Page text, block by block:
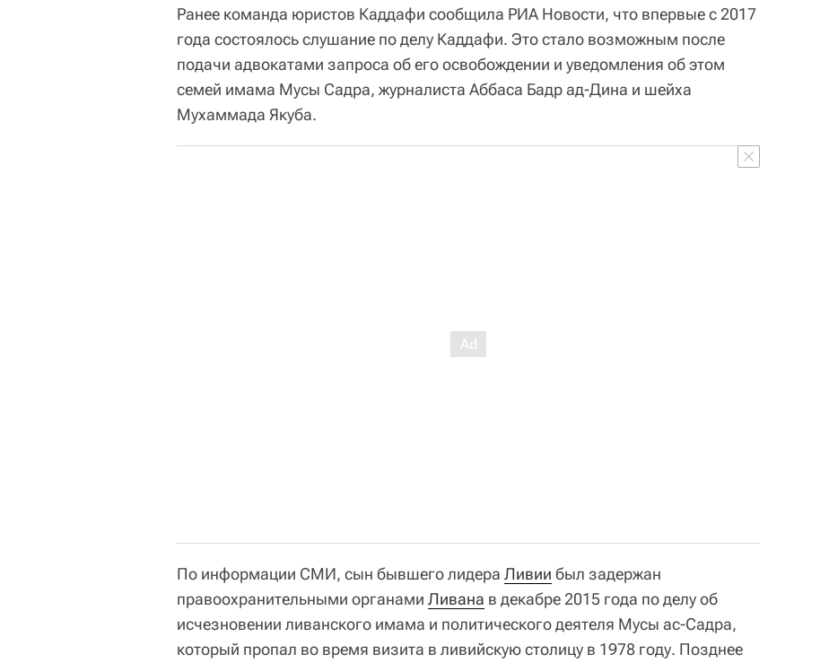
Ранее команда юристов Каддафи сообщила РИА Новости, что впервые с 2017
года состоялось слушание по делу Каддафи. Это стало возможным после
подачи адвокатами запроса об его освобождении и уведомления об этом
семей имама Мусы Садра, журналиста Аббаса Бадр ад-Дина и шейха
Мухаммада Якуба.
По информации СМИ, сын бывшего лидера Ливии был задержан
правоохранительными органами Ливана в декабре 2015 года по делу об
исчезновении ливанского имама и политического деятеля Мусы ас-Садра,
который пропал во время визита в ливийскую столицу в 1978 году. Позднее